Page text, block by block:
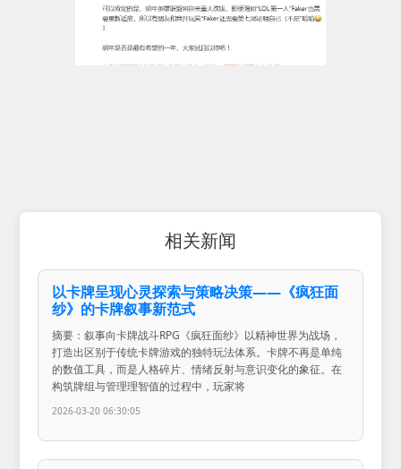
相关新闻
以卡牌呈现心灵探索与策略决策——《疯狂面
纱》的卡牌叙事新范式
摘要：叙事向卡牌战斗RPG《疯狂面纱》以精神世界为战场，
打造出区别于传统卡牌游戏的独特玩法体系。卡牌不再是单纯
的数值工具，而是人格碎片、情绪反射与意识变化的象征。在
构筑牌组与管理理智值的过程中，玩家将
2026-03-20 06:30:05